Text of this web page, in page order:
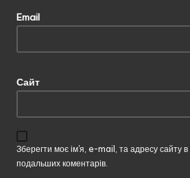
Email
Сайт
Зберегти моє ім'я, e-mail, та адресу сайту в
подальших коментарів.